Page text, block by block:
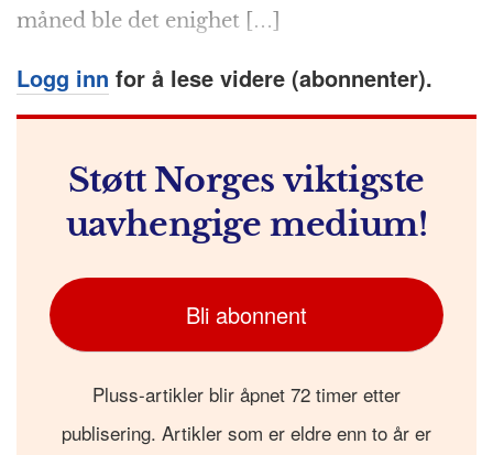
måned ble det enighet […]
Logg inn for å lese videre (abonnenter).
Støtt Norges viktigste
uavhengige medium!
Bli abonnent
Pluss-artikler blir åpnet 72 timer etter
publisering. Artikler som er eldre enn to år er